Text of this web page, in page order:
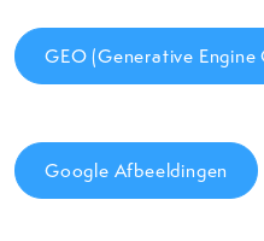
GEO (Generative
Google Afbeeldingen